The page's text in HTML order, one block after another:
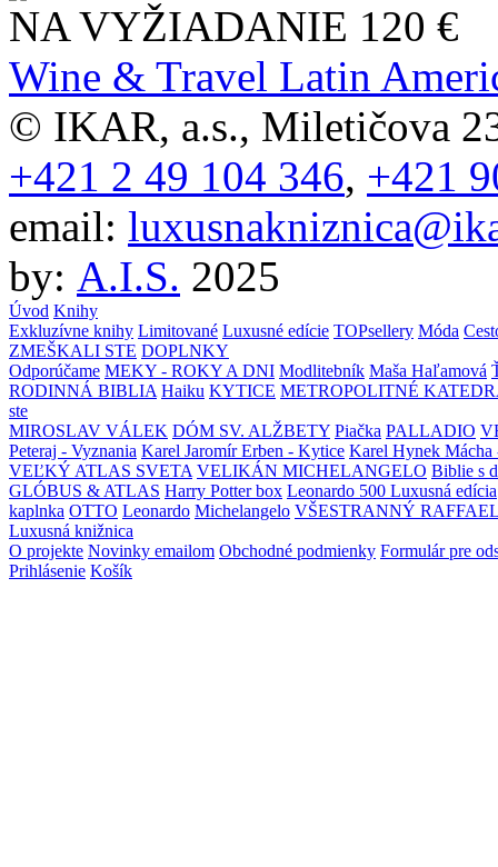
NA VYŽIADANIE 120 €
Wine & Travel Latin
© IKAR, a.s., Miletičova
+421 2 49 104 346, +421
email:
by: A.I.S. 2025
Úvod Knihy
Exkluzívne knihy Limitované Luxusné edície TOPsellery Móda
ZMEŠKALI STE DOPLNKY
Odporúčame MEKY - ROKY A DNI Modlitebník Maša Haľamová
RODINNÁ BIBLIA Haiku KYTICE METROPOLITNÉ
ste
MIROSLAV VÁLEK DÓM SV. ALŽBETY Piačka PALLADIO
Peteraj - Vyznania Karel Jaromír Erben - Kytice Karel Hynek Mácha
VEĽKÝ ATLAS SVETA VELIKÁN MICHELANGELO Biblie s
GLÓBUS & ATLAS Harry Potter box Leonardo 500 Luxusná edícia
kaplnka OTTO Leonardo Michelangelo VŠESTRANNÝ
Luxusná knižnica
O projekte Novinky emailom Obchodné podmienky Formulár pre
Prihlásenie Košík